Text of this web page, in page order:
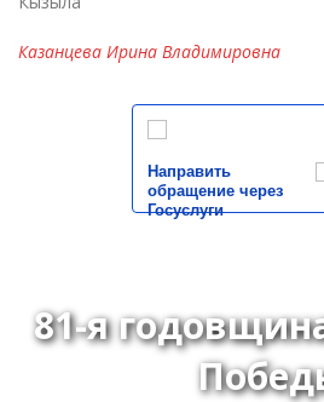
Казанцева Ирина Владимировна
Направить
обращение через
Госуслуги
81-я